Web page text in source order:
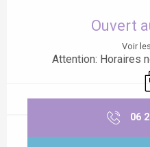
Ouvert
Voir
Attention: Horaires
06